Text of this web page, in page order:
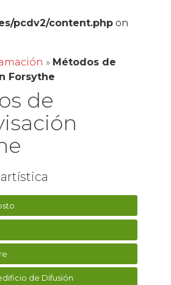
pcdv2/content.phpon
» Métodos de
Forsythe
de
de Difusión